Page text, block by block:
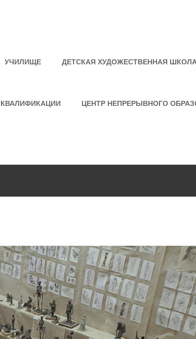
УЧИЛИЩЕ ДЕТСКАЯ ХУДОЖЕСТВЕННАЯ
ЦЕНТР НЕПРЕРЫВНОГО